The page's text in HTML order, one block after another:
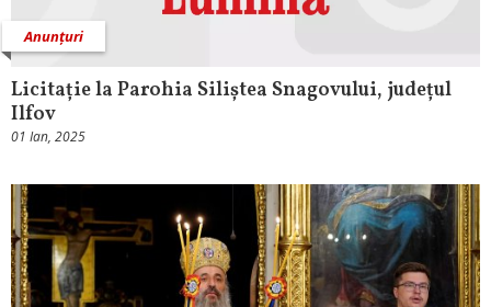
Anunțuri
Licitație la Parohia Siliștea Snagovului, județul
Ilfov
01 Ian, 2025